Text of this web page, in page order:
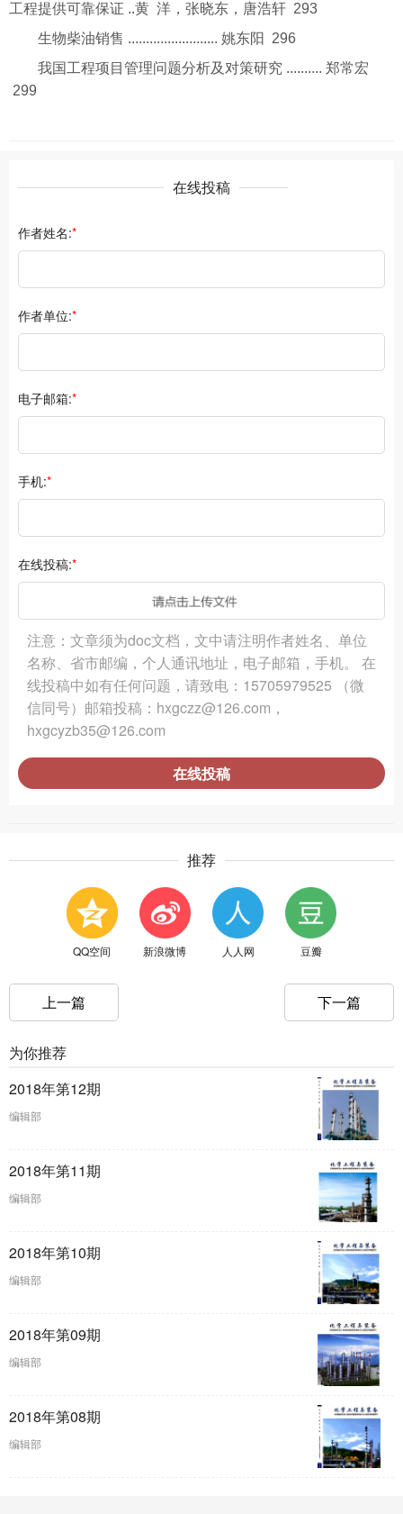
工程提供可靠保证 ..黄 洋，张晓东，唐浩轩 293
生物柴油销售 ......................... 姚东阳 296
我国工程项目管理问题分析及对策研究 .......... 郑常宏
299
在线投稿
作者姓名:*
作者单位:*
电子邮箱:*
手机:*
在线投稿:*
注意：文章须为doc文档，文中请注明作者姓名、单位
名称、省市邮编，个人通讯地址，电子邮箱，手机。 在
线投稿中如有任何问题，请致电：15705979525 （微
信同号）邮箱投稿：hxgczz@126.com，
hxgcyzb35@126.com
在线投稿
推荐
QQ空间 新浪微博 人人网 豆瓣
上一篇 下一篇
为你推荐
2018年第12期
编辑部
2018年第11期
编辑部
2018年第10期
编辑部
2018年第09期
编辑部
2018年第08期
编辑部